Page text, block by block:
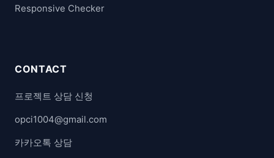
Responsive Checker
CONTACT
프로젝트 상담 신청
opci1004@gmail.com
카카오톡 상담